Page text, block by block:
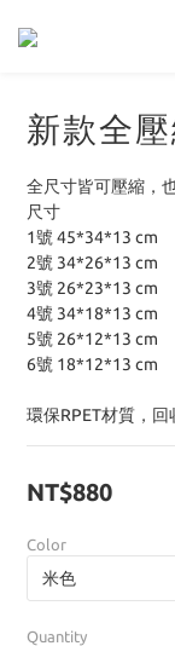
新款全
全尺寸皆可壓縮，
尺寸
1號 45*34*13 cm
2號 34*26*13 cm
3號 26*23*13 cm
4號 34*18*13 cm
5號 26*12*13 cm
6號 18*12*13 cm
環保RPET材質，回
NT$880
Color
Quantity